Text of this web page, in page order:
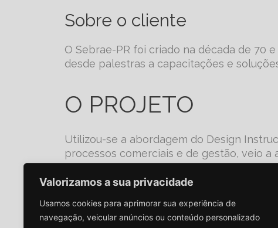
Valorizamos a sua privacidade
Usamos cookies para aprimorar sua experiência de
navegação, veicular anúncios ou conteúdo personalizado
Sobre o cliente
O Sebrae-PR foi criado na década de 70
desde palestras a capacitações e
O PROJETO
Utilizou-se a abordagem do Design
processos comerciais e de gestão, veio a
Estudamos o processo e as pessoas
PR e suas empresas credenciadas.
trazidos foi crucial.